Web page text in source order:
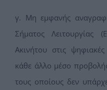
γ. Μη εμφανής
Σήματος Λειτουργίας
Ακινήτου στις
κάθε άλλο μέσο
τους οποίους δεν